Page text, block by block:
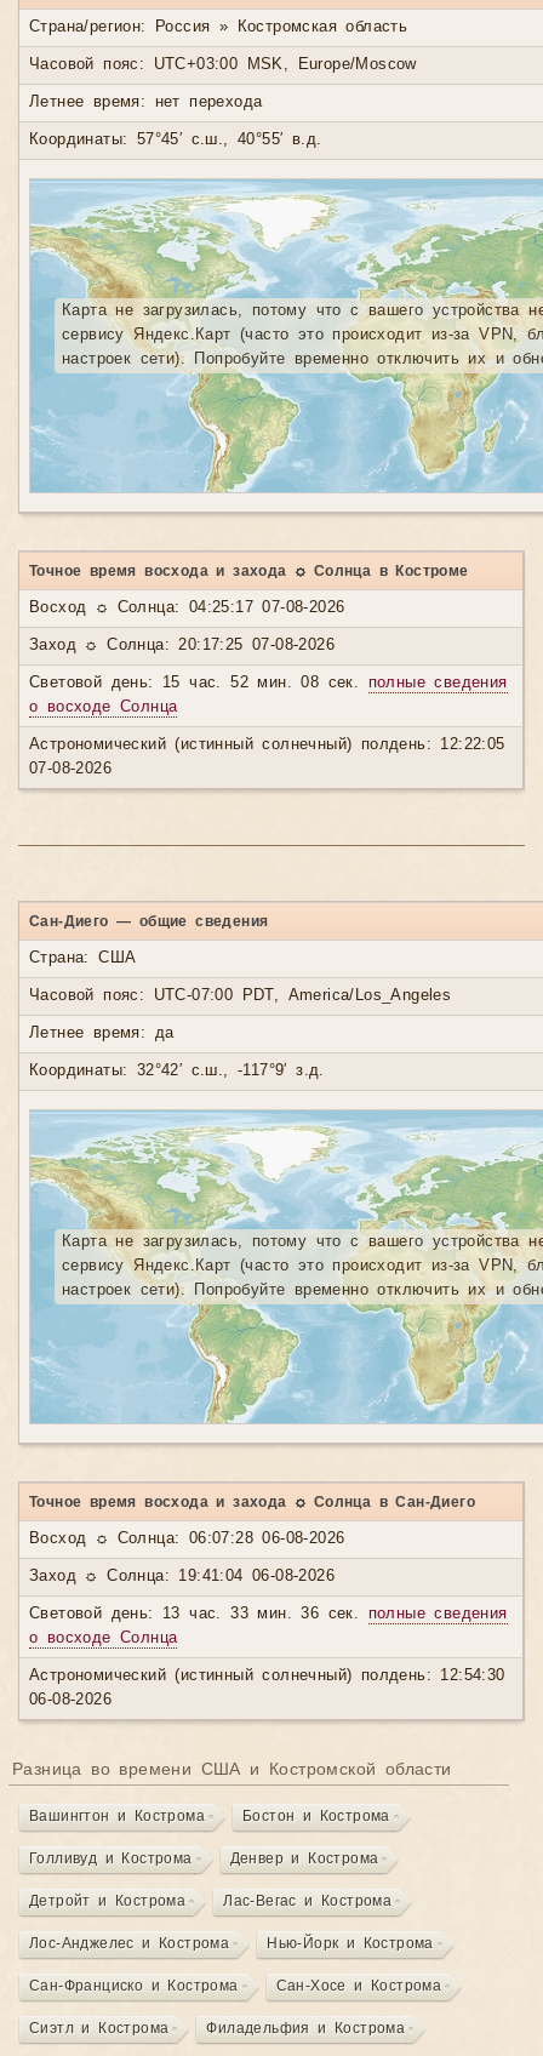
Страна/регион: Россия » Костромская область
Часовой пояс: UTC+03:00 MSK, Europe/Moscow
Летнее время: нет перехода
Координаты: 57°45′ с.ш., 40°55′ в.д.
Карта не загрузилась, потому что с вашего устройства
сервису Яндекс.Карт (часто это происходит из-за VPN,
настроек сети). Попробуйте временно отключить их и
Точное время восхода и захода ☼ Солнца в Костроме
Восход ☼ Солнца: 04:25:17 07-08-2026
Заход ☼ Солнца: 20:17:25 07-08-2026
Световой день: 15 час. 52 мин. 08 сек. полные сведения
о восходе Солнца
Астрономический (истинный солнечный) полдень: 12:22:05
07-08-2026
Сан-Диего — общие сведения
Страна: США
Часовой пояс: UTC-07:00 PDT, America/Los_Angeles
Летнее время: да
Координаты: 32°42′ с.ш., -117°9′ з.д.
Карта не загрузилась, потому что с вашего устройства
сервису Яндекс.Карт (часто это происходит из-за VPN,
настроек сети). Попробуйте временно отключить их и
Точное время восхода и захода ☼ Солнца в Сан-Диего
Восход ☼ Солнца: 06:07:28 06-08-2026
Заход ☼ Солнца: 19:41:04 06-08-2026
Световой день: 13 час. 33 мин. 36 сек. полные сведения
о восходе Солнца
Астрономический (истинный солнечный) полдень: 12:54:30
06-08-2026
Разница во времени США и Костромской области
Вашингтон и Кострома Бостон и Кострома
Голливуд и Кострома Денвер и Кострома
Детройт и Кострома Лас-Вегас и Кострома
Лос-Анджелес и Кострома Нью-Йорк и Кострома
Сан-Франциско и Кострома Сан-Хосе и Кострома
Сиэтл и Кострома Филадельфия и Кострома